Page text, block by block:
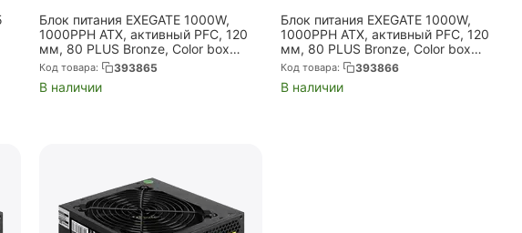
Блок питания EXEGATE 1000W,
1000PPH ATX, активный PFC, 120
мм, 80 PLUS Bronze, Color box
(EX292157RUS-S)
Код товара: 393865
В наличии
Блок питания EXEGATE 1000W,
1000PPH ATX, активный PFC, 120
мм, 80 PLUS Bronze, Color box
(EX292157RUS)
Код товара: 393866
В наличии